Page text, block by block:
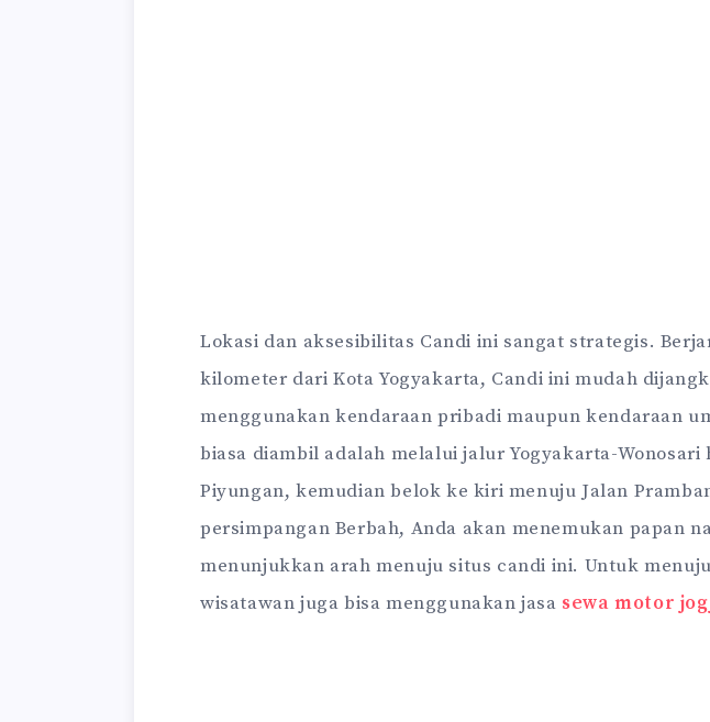
Lokasi dan aksesibilitas Candi ini sangat strategis.
kilometer dari Kota Yogyakarta, Candi ini mudah
menggunakan kendaraan pribadi maupun kendaraan
biasa diambil adalah melalui jalur Yogyakarta-Wonosari
Piyungan, kemudian belok ke kiri menuju Jalan
persimpangan Berbah, Anda akan menemukan papan
menunjukkan arah menuju situs candi ini. Untuk
wisatawan juga bisa menggunakan jasa sewa motor